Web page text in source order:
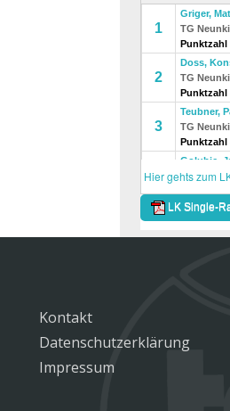
Kontakt
Datenschutzerklärung
Impressum